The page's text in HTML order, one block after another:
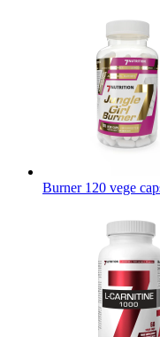
Burner 120 vege